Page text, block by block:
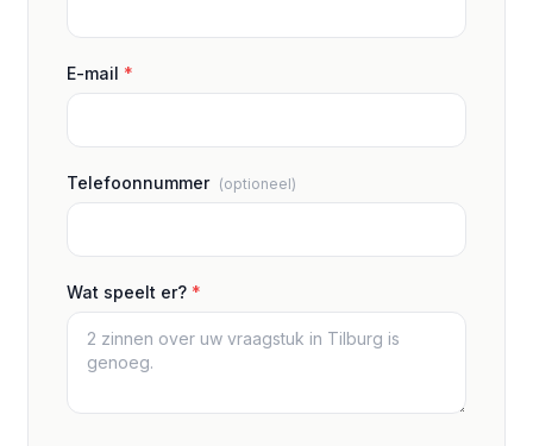
E-mail *
Telefoonnummer (optioneel)
Wat speelt er? *